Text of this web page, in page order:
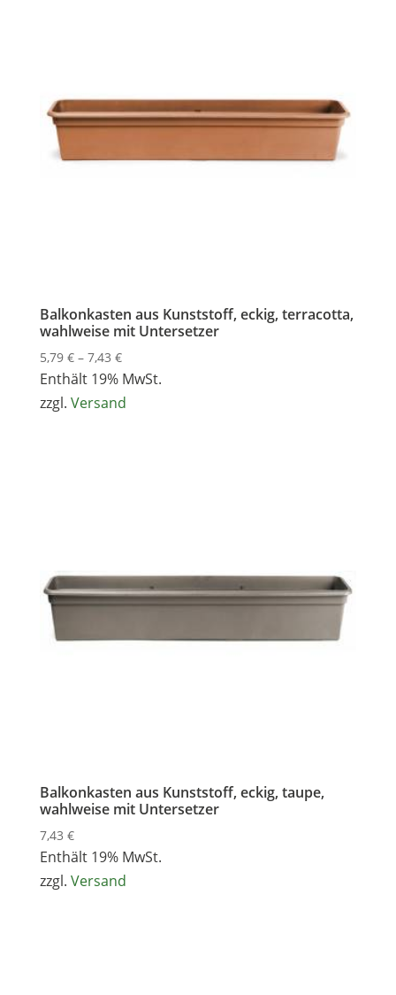
Balkonkasten aus Kunststoff, eckig, terracotta,
wahlweise mit Untersetzer
5,79 € – 7,43 €Preisspanne:
5,79 €
bis
Enthält 19% MwSt.
zzgl. Versand
Balkonkasten aus Kunststoff, eckig, taupe,
wahlweise mit Untersetzer
7,43 €
Enthält 19% MwSt.
zzgl. Versand